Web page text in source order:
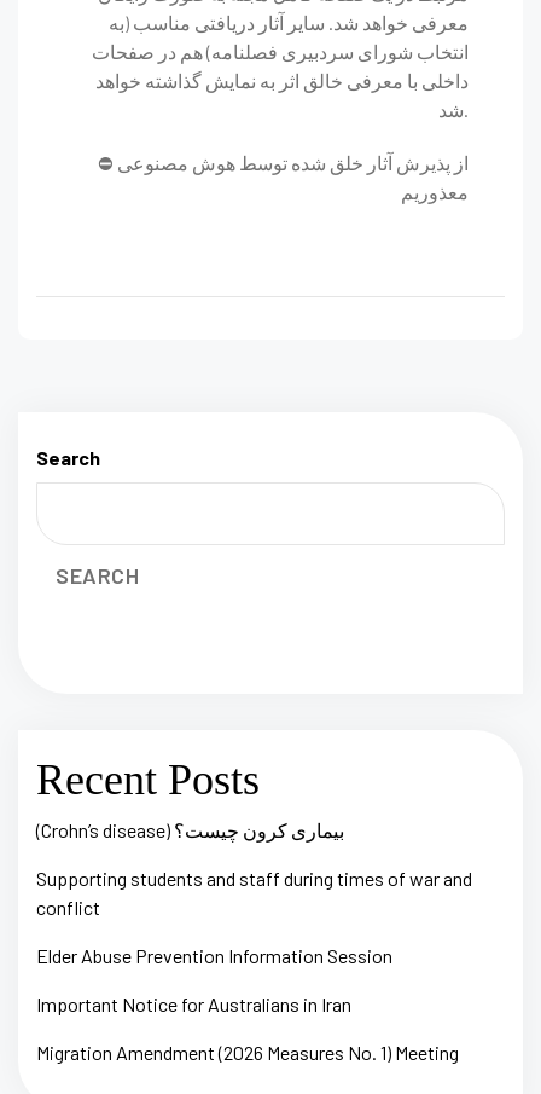
معرفی خواهد شد. سایر آثار دریافتی مناسب (به
انتخاب شورای سردبیری فصلنامه) هم در صفحات
داخلی با معرفی خالق اثر به نمایش گذاشته خواهد
شد.
⛔️ از پذیرش آثار خلق شده توسط هوش مصنوعی
معذوریم
Search
SEARCH
Recent Posts
(Crohn’s disease) بیماری کرون چیست؟
Supporting students and staff during times of war and
conflict
Elder Abuse Prevention Information Session
Important Notice for Australians in Iran
Migration Amendment (2026 Measures No. 1) Meeting